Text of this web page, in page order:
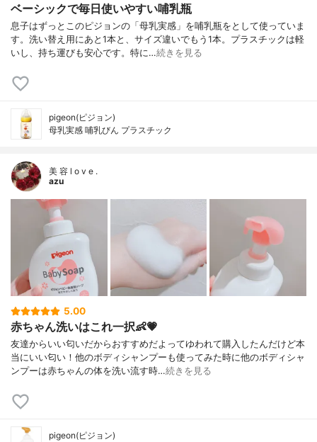
ベーシックで毎日使いやすい哺乳瓶
息子はずっとこのピジョンの「母乳実感」を哺乳瓶をとして使っていま
す。洗い替え用にあと1本と、サイズ違いでもう1本。プラスチックは軽
いし、持ち運びも安心です。特に…続きを見る
pigeon(ピジョン)
母乳実感 哺乳びん プラスチック
美 容 l o v e .
azu
5.00
赤ちゃん洗いはこれ一択👶💗
友達からいい匂いだからおすすめだよってゆわれて購入したんだけど本
当にいい匂い！他のボディシャンプーも使ってみた時に他のボディシャ
ンプーは赤ちゃんの体を洗い流す時…続きを見る
pigeon(ピジョン)